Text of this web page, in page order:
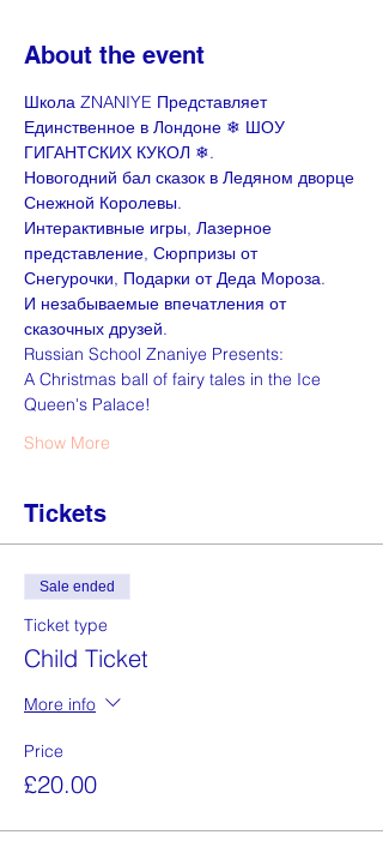
About the event
Школа ZNANIYE Представляет
Единственное в Лондоне ❄ ШОУ
ГИГАНТСКИХ КУКОЛ ❄.
Новогодний бал сказок в Ледяном дворце
Снежной Королевы.
Интерактивные игры, Лазерное
представление, Сюрпризы от
Снегурочки, Подарки от Деда Мороза.
И незабываемые впечатления от
сказочных друзей.
Russian School Znaniye Presents:
A Christmas ball of fairy tales in the Ice
Queen's Palace!
Show More
Tickets
Sale ended
Ticket type
Child Ticket
More info
Price
£20.00